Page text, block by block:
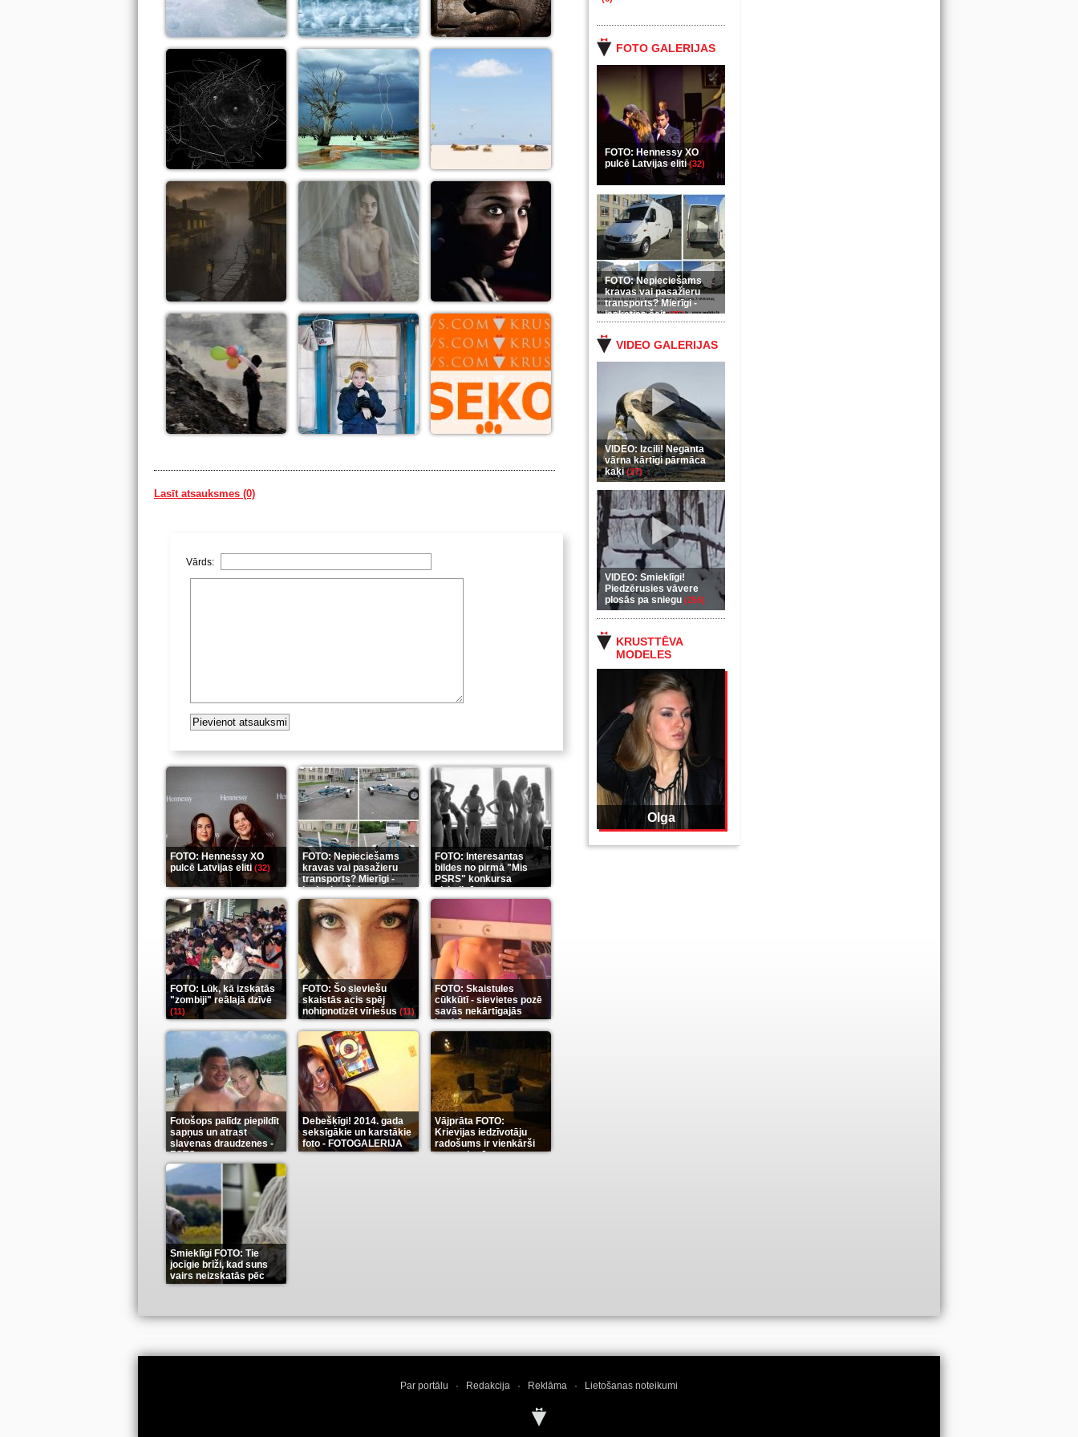
FOTO GALERIJAS
FOTO: Hennessy XO
pulcē Latvijas eliti(32)
FOTO: Nepieciešams
kravas vai pasažieru
transports? Mierīgi -
ieskaties šeit(35)
VIDEO GALERIJAS
VIDEO: Izcili! Neganta
vārna kārtīgi pārmāca
kaķi(37)
VIDEO: Smieklīgi!
Piedzērusies vāvere
plosās pa sniegu (255)
KRUSTTĒVA
MODELES
Olga
Lasīt atsauksmes (0)
Vārds:
FOTO: Hennessy XO
pulcē Latvijas eliti(32)
FOTO: Nepieciešams
kravas vai pasažieru
transports? Mierīgi -
ieskaties šeit(35)
FOTO: Interesantas
bildes no pirmā "Mis
PSRS" konkursa
aizkulisēm(12)
FOTO: Lūk, kā izskatās
"zombiji" reālajā dzīvē
(11)
FOTO: Šo sieviešu
skaistās acis spēj
nohipnotizēt vīriešus (11)
FOTO: Skaistules
cūkkūtī - sievietes pozē
savās nekārtīgajās
istabās(12)
Fotošops palīdz piepildīt
sapņus un atrast
slavenas draudzenes -
FOTO(13)
Debešķīgi! 2014. gada
seksīgākie un karstākie
foto - FOTOGALERIJA
(9)
Vājprāta FOTO:
Krievijas iedzīvotāju
radošums ir vienkārši
neaprakstāms(7)
Smieklīgi FOTO: Tie
jocīgie brīži, kad suns
vairs neizskatās pēc
suņa(11)
Par portālu · Redakcija · Reklāma · Lietošanas noteikumi